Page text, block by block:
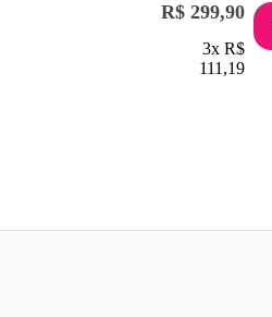
R$ 299,90
3x R$
111,19